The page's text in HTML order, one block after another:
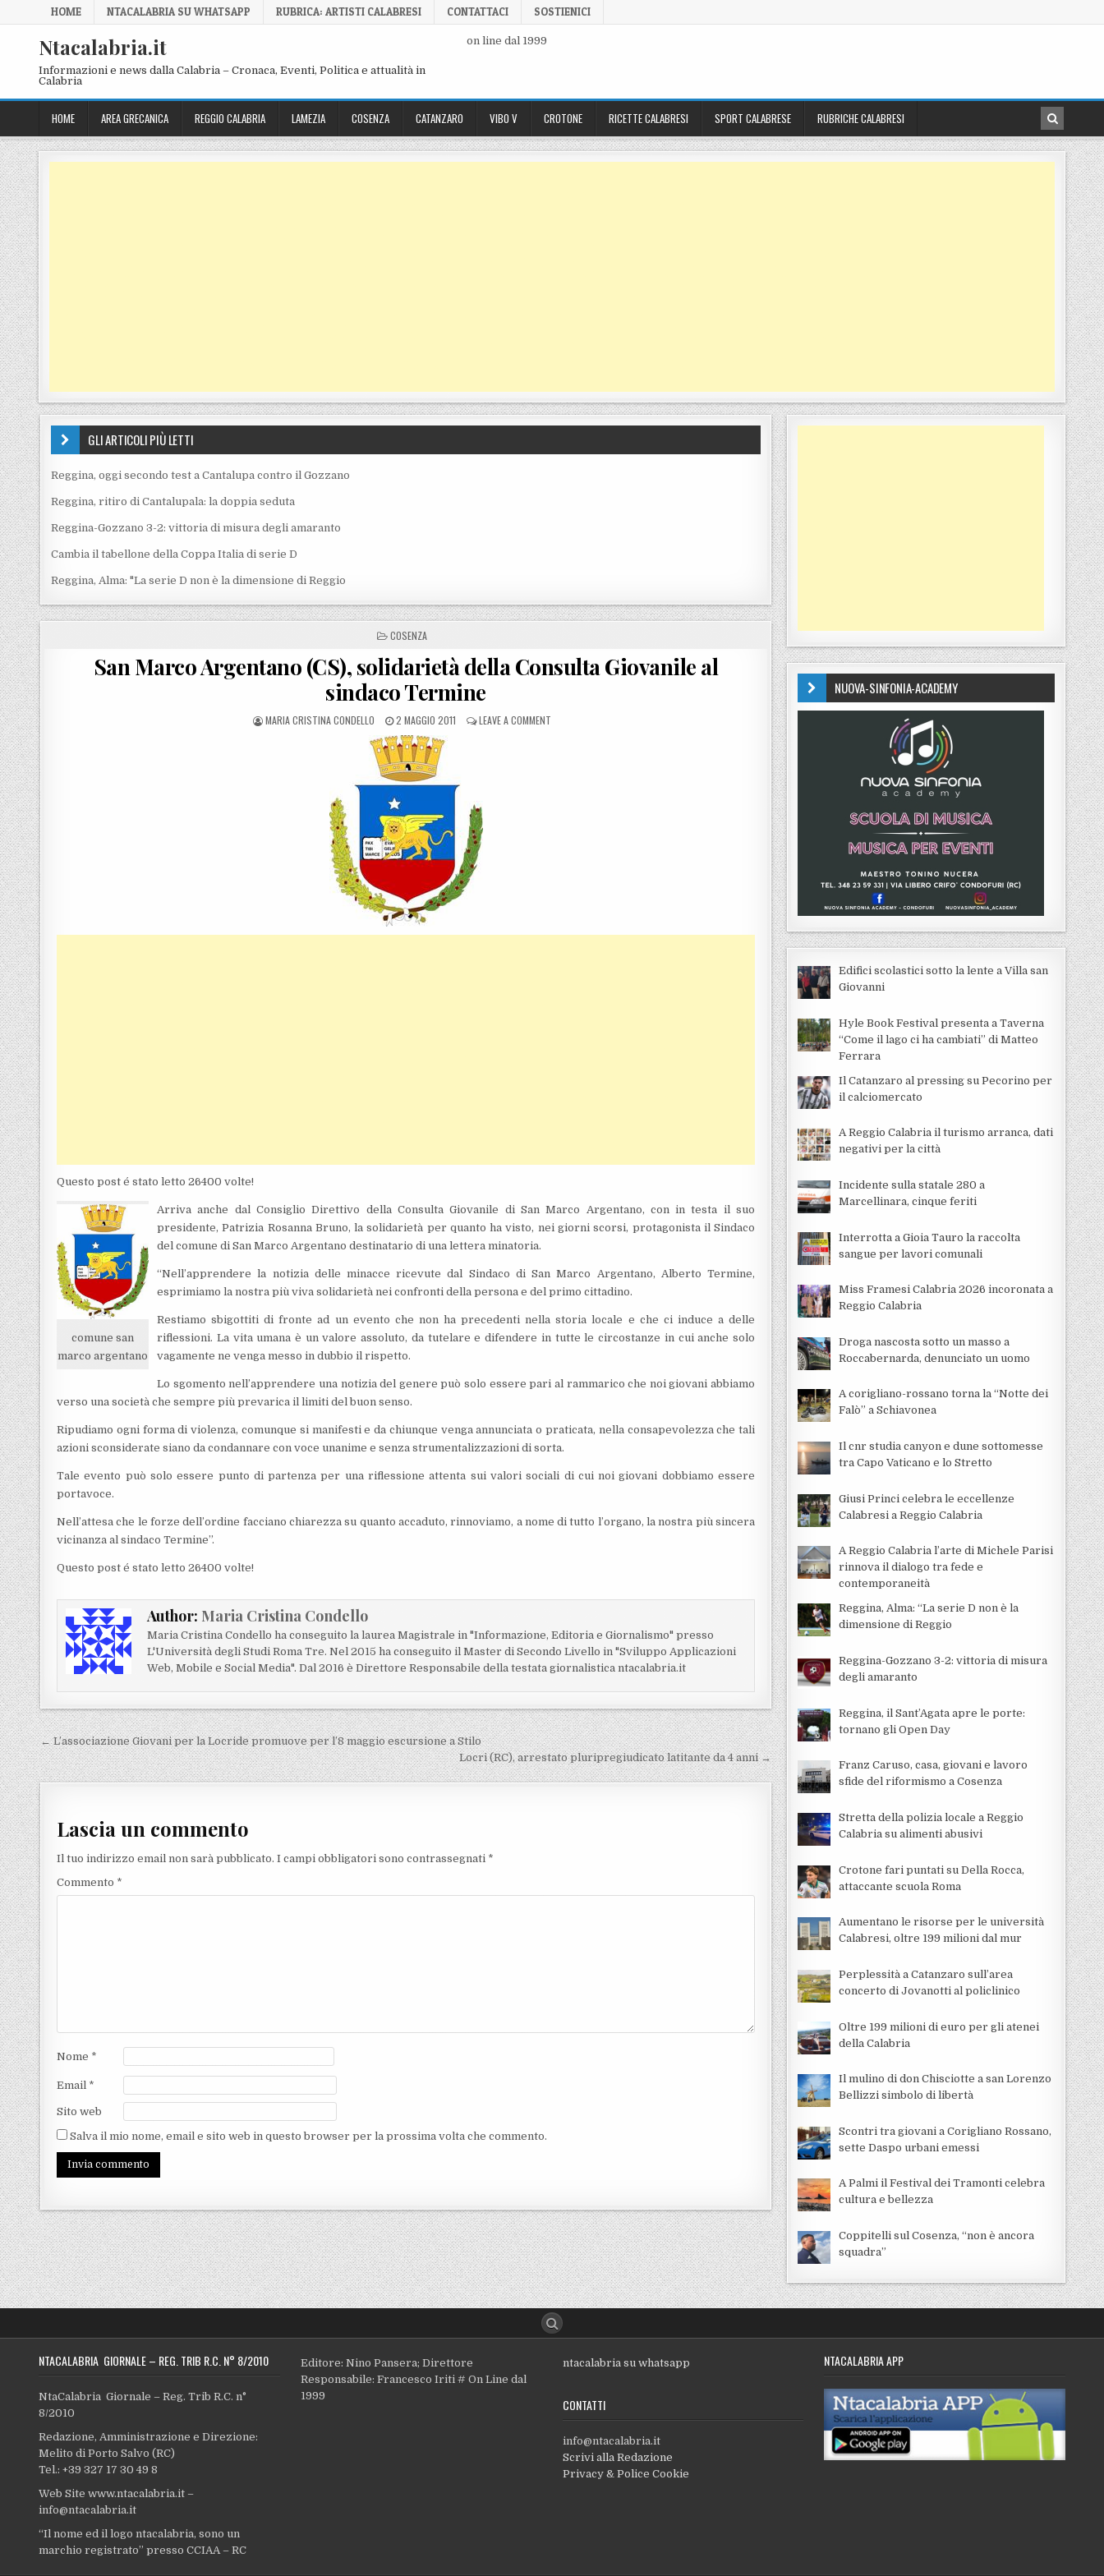
Skip to content
HOME NTACALABRIA SU WHATSAPP RUBRICA: ARTISTI CALABRESI CONTATTACI SOSTIENICI
Ntacalabria.it
Informazioni e news dalla Calabria – Cronaca, Eventi, Politica e attualità in
Calabria
on line dal 1999
HOME AREA GRECANICA REGGIO CALABRIA LAMEZIA COSENZA CATANZARO VIBO V CROTONE RICETTE CALABRESI SPORT CALABRESE RUBRICHE CALABRESI
GLI ARTICOLI PIÙ LETTI
Reggina, oggi secondo test a Cantalupa contro il Gozzano
Reggina, ritiro di Cantalupala: la doppia seduta
Reggina-Gozzano 3-2: vittoria di misura degli amaranto
Cambia il tabellone della Coppa Italia di serie D
Reggina, Alma: "La serie D non è la dimensione di Reggio
POSTED IN
COSENZA
San Marco Argentano (CS), solidarietà della Consulta Giovanile al
sindaco Termine
POSTED BY
MARIA CRISTINA CONDELLO POSTED ON
2 MAGGIO 2011 LEAVE A COMMENTON SAN MARCO ARGENTANO (CS), SOLIDARIETÀ DELLA CONSULTA GIOVANILE AL SINDACO TERMINE
Questo post é stato letto 26400 volte!
comune san
marco argentano
Arriva anche dal Consiglio Direttivo della Consulta Giovanile di San Marco Argentano, con in testa il suo
presidente, Patrizia Rosanna Bruno, la solidarietà per quanto ha visto, nei giorni scorsi, protagonista il Sindaco
del comune di San Marco Argentano destinatario di una lettera minatoria.
“Nell’apprendere la notizia delle minacce ricevute dal Sindaco di San Marco Argentano, Alberto Termine,
esprimiamo la nostra più viva solidarietà nei confronti della persona e del primo cittadino.
Restiamo sbigottiti di fronte ad un evento che non ha precedenti nella storia locale e che ci induce a delle
riflessioni. La vita umana è un valore assoluto, da tutelare e difendere in tutte le circostanze in cui anche solo
vagamente ne venga messo in dubbio il rispetto.
Lo sgomento nell’apprendere una notizia del genere può solo essere pari al rammarico che noi giovani abbiamo
verso una società che sempre più prevarica il limiti del buon senso.
Ripudiamo ogni forma di violenza, comunque si manifesti e da chiunque venga annunciata o praticata, nella consapevolezza che tali
azioni sconsiderate siano da condannare con voce unanime e senza strumentalizzazioni di sorta.
Tale evento può solo essere punto di partenza per una riflessione attenta sui valori sociali di cui noi giovani dobbiamo essere
portavoce.
Nell’attesa che le forze dell’ordine facciano chiarezza su quanto accaduto, rinnoviamo, a nome di tutto l’organo, la nostra più sincera
vicinanza al sindaco Termine”.
Questo post é stato letto 26400 volte!
Author: Maria Cristina Condello
Maria Cristina Condello ha conseguito la laurea Magistrale in "Informazione, Editoria e Giornalismo" presso
L'Università degli Studi Roma Tre. Nel 2015 ha conseguito il Master di Secondo Livello in "Sviluppo Applicazioni
Web, Mobile e Social Media". Dal 2016 è Direttore Responsabile della testata giornalistica ntacalabria.it
Navigazione articoli
← L’associazione Giovani per la Locride promuove per l’8 maggio escursione a Stilo
Locri (RC), arrestato pluripregiudicato latitante da 4 anni →
Lascia un commento
Il tuo indirizzo email non sarà pubblicato. I campi obbligatori sono contrassegnati *
Commento *
Nome *
Email *
Sito web
Salva il mio nome, email e sito web in questo browser per la prossima volta che commento.
NUOVA-SINFONIA-ACADEMY
Edifici scolastici sotto la lente a Villa san
Giovanni
Hyle Book Festival presenta a Taverna
“Come il lago ci ha cambiati” di Matteo
Ferrara
Il Catanzaro al pressing su Pecorino per
il calciomercato
A Reggio Calabria il turismo arranca, dati
negativi per la città
Incidente sulla statale 280 a
Marcellinara, cinque feriti
Interrotta a Gioia Tauro la raccolta
sangue per lavori comunali
Miss Framesi Calabria 2026 incoronata a
Reggio Calabria
Droga nascosta sotto un masso a
Roccabernarda, denunciato un uomo
A corigliano-rossano torna la “Notte dei
Falò” a Schiavonea
Il cnr studia canyon e dune sottomesse
tra Capo Vaticano e lo Stretto
Giusi Princi celebra le eccellenze
Calabresi a Reggio Calabria
A Reggio Calabria l’arte di Michele Parisi
rinnova il dialogo tra fede e
contemporaneità
Reggina, Alma: “La serie D non è la
dimensione di Reggio
Reggina-Gozzano 3-2: vittoria di misura
degli amaranto
Reggina, il Sant’Agata apre le porte:
tornano gli Open Day
Franz Caruso, casa, giovani e lavoro
sfide del riformismo a Cosenza
Stretta della polizia locale a Reggio
Calabria su alimenti abusivi
Crotone fari puntati su Della Rocca,
attaccante scuola Roma
Aumentano le risorse per le università
Calabresi, oltre 199 milioni dal mur
Perplessità a Catanzaro sull’area
concerto di Jovanotti al policlinico
Oltre 199 milioni di euro per gli atenei
della Calabria
Il mulino di don Chisciotte a san Lorenzo
Bellizzi simbolo di libertà
Scontri tra giovani a Corigliano Rossano,
sette Daspo urbani emessi
A Palmi il Festival dei Tramonti celebra
cultura e bellezza
Coppitelli sul Cosenza, “non è ancora
squadra”
NTACALABRIA GIORNALE – REG. TRIB R.C. N° 8/2010
NtaCalabria Giornale – Reg. Trib R.C. n°
8/2010
Redazione, Amministrazione e Direzione:
Melito di Porto Salvo (RC)
Tel.: +39 327 17 30 49 8
Web Site www.ntacalabria.it –
info@ntacalabria.it
“Il nome ed il logo ntacalabria, sono un
marchio registrato” presso CCIAA – RC
Editore: Nino Pansera; Direttore
Responsabile: Francesco Iriti # On Line dal
1999
ntacalabria su whatsapp
CONTATTI
info@ntacalabria.it
Scrivi alla Redazione
Privacy & Police Cookie
NTACALABRIA APP